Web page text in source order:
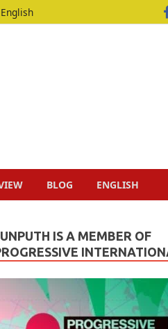
English
BLOG ENGLISH
IS A MEMBER OF